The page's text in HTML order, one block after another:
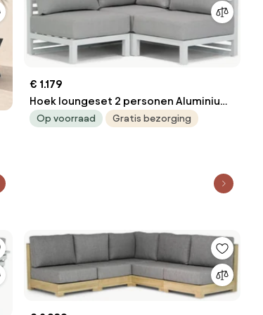
€ 1.179
Hoek loungeset 2 personen Aluminium
Wit Santika Furniture Santika Jaya
Op voorraad Gratis bezorging